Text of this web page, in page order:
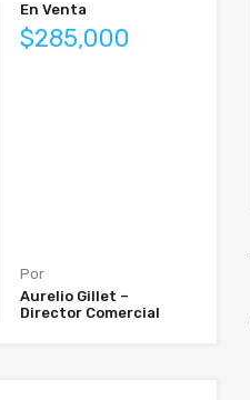
En Venta
$285,000
Por
Aurelio Gillet –
Director Comercial